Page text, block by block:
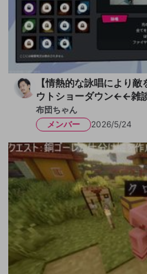
【情熱的な詠唱により
ウトショーダウン←←雑
布団ちゃん
メンバー
2026/5/24